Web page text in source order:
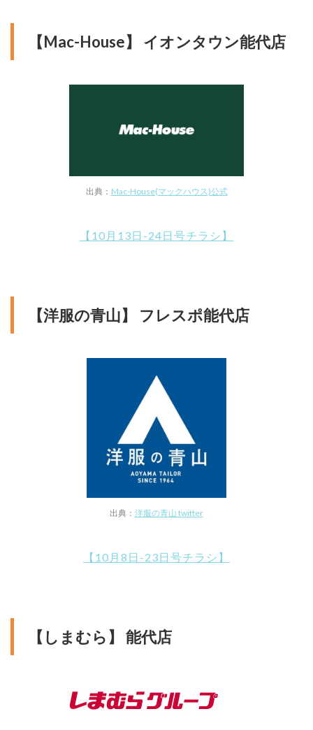
【Mac-House】 イオンタウン能代店
出典： Mac-House(マックハウス)公式
【10月13日-24日号チラシ】
【洋服の青山】 フレスポ能代店
出典： 洋服の青山 twitter
【10月8日-23日号チラシ】
【しまむら】 能代店